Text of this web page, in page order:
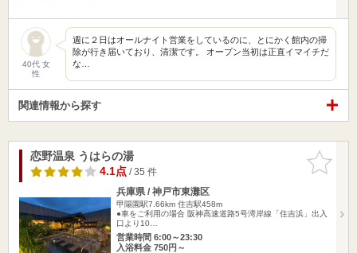
40代 女
性
週に２日はオールナイト営業をしているのに、とにかく館内の掃
除が行き届いており、清潔です。 オープン当初は正直イマイチだ
な…
関連情報から探す
お気に入
りに追加
恋野温泉 うはらの湯
4.1点/ 35 件
兵庫県 / 神戸市東灘区
甲陽園駅7.66km 住吉駅458m
●車をご利用の場合 阪神高速道路5号湾岸線「住吉浜」出入
口より10…
営業時間 6:00～23:30
入浴料金 750円～